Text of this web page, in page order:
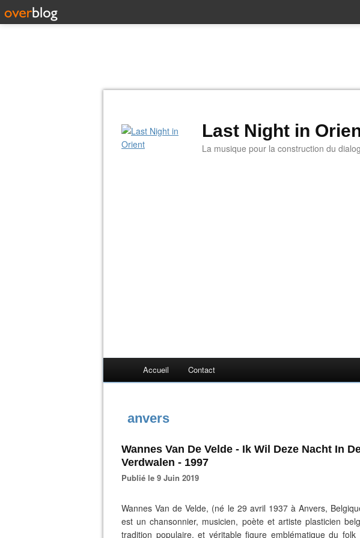
Last Night in
La musique pour la construction du
Accueil Contact
anvers
Wannes Van De Velde - Ik Wil Deze Nacht In
Verdwalen - 1997
Publié le 9 Juin 2019
Wannes Van de Velde, (né le 29 avril 1937 à Anvers,
est un chansonnier, musicien, poète et artiste plasticien
tradition populaire, et véritable figure emblématique du